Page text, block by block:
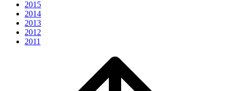
2015
2014
2013
2012
2011